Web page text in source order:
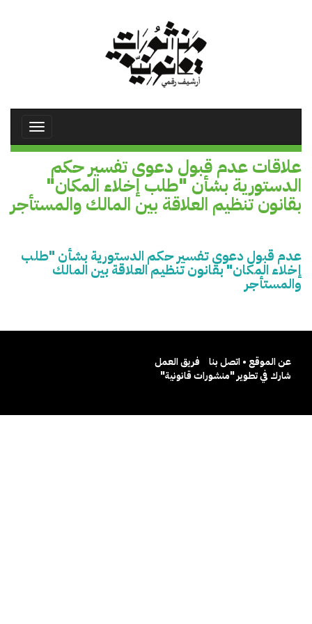
Toggle
علاقات عدم قبول دعوى تفسير حكم
الدستورية بشأن "طلب إخلاء المكان"
بقانون تنظيم العلاقة بين المالك والمستأجر
عدم قبول دعوى تفسير حكم الدستورية بشأن "طلب
إخلاء المكان" بقانون تنظيم العلاقة بين المالك
والمستأجر
عن الموقع • اتصل بنا
فريق العمل
شارك في تطوير "منشورات قانونية"